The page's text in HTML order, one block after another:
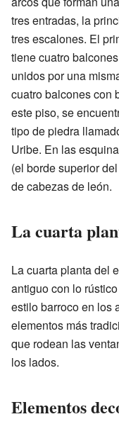
tres entradas, la
tres escalones. El
tiene cuatro
unidos por una
cuatro balcones con
este piso, se
tipo de piedra
Uribe. En las
(el borde superior
de cabezas de león.
La cuarta
La cuarta planta del
antiguo con lo
estilo barroco en los
elementos más
que rodean las
los lados.
Elementos